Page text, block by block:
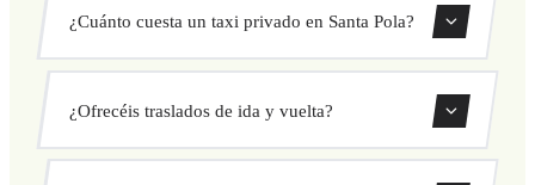
Usa nuestro formulario de reserva para buscar y confirmar
tu traslado al instante. Elige recogida y destino, selecciona
¿Cuánto cuesta un taxi privado en Santa Pola?
fijo cerrado antes de salir. Sin cargos ocultos ni sorpresas.
Consulta tu precio al instante en el formulario.
¿Ofrecéis traslados de ida y vuelta?